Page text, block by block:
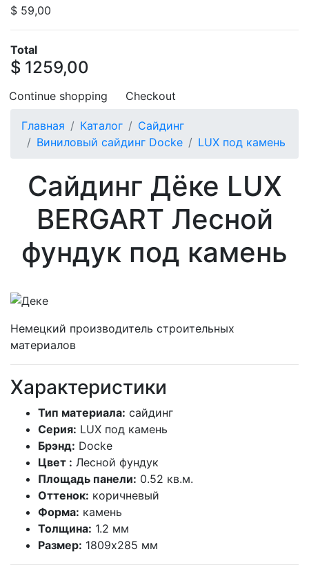
$ 59,00
Total
$ 1259,00
Continue shopping Checkout
Главная Каталог
Сайдинг
Виниловый сайдинг Docke
LUX под камень
Сайдинг Дёке LUX
BERGART Лесной
фундук под камень
Немецкий производитель строительных
материалов
Характеристики
Тип материала: сайдинг
Серия: LUX под камень
Брэнд: Docke
Цвет : Лесной фундук
Площадь панели: 0.52 кв.м.
Оттенок: коричневый
Форма: камень
Толщина: 1.2 мм
Размер: 1809x285 мм